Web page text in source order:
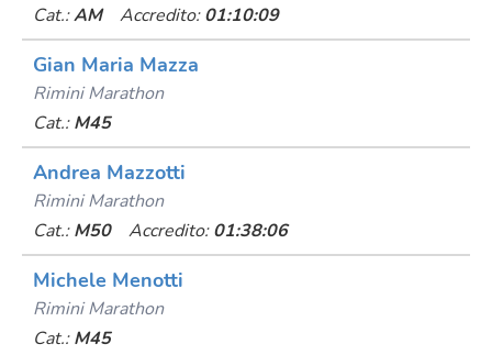
Cat.:AM Accredito: 01:10:09
Gian Maria Mazza
Rimini Marathon
Cat.: M45
Andrea Mazzotti
Rimini Marathon
Cat.: M50 Accredito: 01:38:06
Michele Menotti
Rimini Marathon
Cat.: M45